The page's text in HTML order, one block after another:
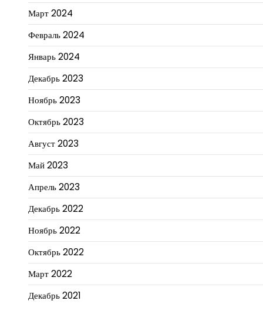
Март 2024
Февраль 2024
Январь 2024
Декабрь 2023
Ноябрь 2023
Октябрь 2023
Август 2023
Май 2023
Апрель 2023
Декабрь 2022
Ноябрь 2022
Октябрь 2022
Март 2022
Декабрь 2021